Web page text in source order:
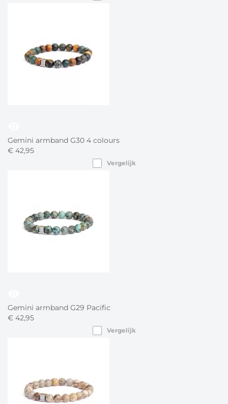
Gemini armband G30 4 colours
€ 42,95
Vergelijk
Gemini armband G29 Pacific
€ 42,95
Vergelijk